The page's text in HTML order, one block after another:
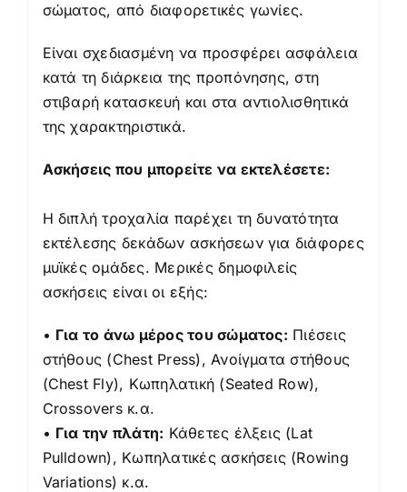
σώματος, από διαφορετικές γωνίες.
Είναι σχεδιασμένη να προσφέρει ασφάλεια
κατά τη διάρκεια της προπόνησης, στη
στιβαρή κατασκευή και στα αντιολισθητικά
της χαρακτηριστικά.
Ασκήσεις που μπορείτε να εκτελέσετε:
Η διπλή τροχαλία παρέχει τη δυνατότητα
εκτέλεσης δεκάδων ασκήσεων για διάφορες
μυϊκές ομάδες. Μερικές δημοφιλείς
ασκήσεις είναι οι εξής:
• Για το άνω μέρος του σώματος: Πιέσεις
στήθους (Chest Press), Ανοίγματα στήθους
(Chest Fly), Κωπηλατική (Seated Row),
Crossovers κ.α.
• Για την πλάτη: Κάθετες έλξεις (Lat
Pulldown), Κωπηλατικές ασκήσεις (Rowing
Variations) κ.α.